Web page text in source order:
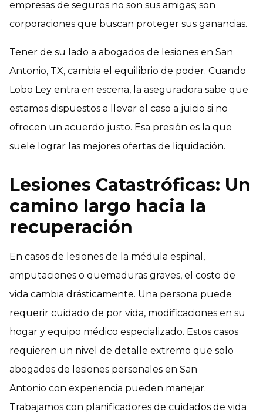
empresas de seguros no son sus amigas; son
corporaciones que buscan proteger sus ganancias.
Tener de su lado a abogados de lesiones en San
Antonio, TX, cambia el equilibrio de poder. Cuando
Lobo Ley entra en escena, la aseguradora sabe que
estamos dispuestos a llevar el caso a juicio si no
ofrecen un acuerdo justo. Esa presión es la que
suele lograr las mejores ofertas de liquidación.
Lesiones Catastróficas: Un
camino largo hacia la
recuperación
En casos de lesiones de la médula espinal,
amputaciones o quemaduras graves, el costo de
vida cambia drásticamente. Una persona puede
requerir cuidado de por vida, modificaciones en su
hogar y equipo médico especializado. Estos casos
requieren un nivel de detalle extremo que solo
abogados de lesiones personales en San
Antonio con experiencia pueden manejar.
Trabajamos con planificadores de cuidados de vida